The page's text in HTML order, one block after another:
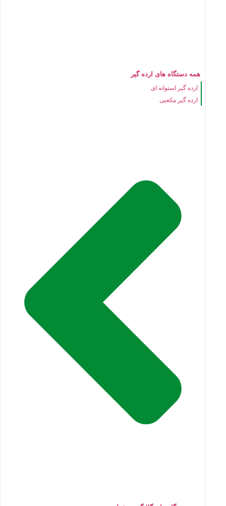
همه دستگاه های ارده گیر
ارده گیر استوانه ای
ارده گیر مکعبی